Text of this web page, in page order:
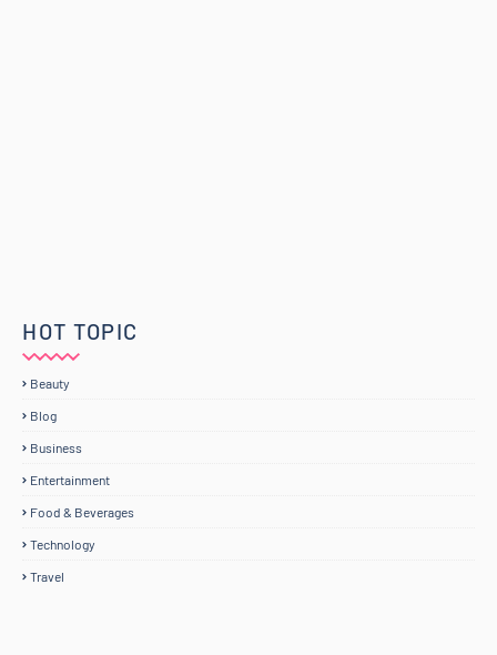
HOT TOPIC
Beauty
Blog
Business
Entertainment
Food & Beverages
Technology
Travel